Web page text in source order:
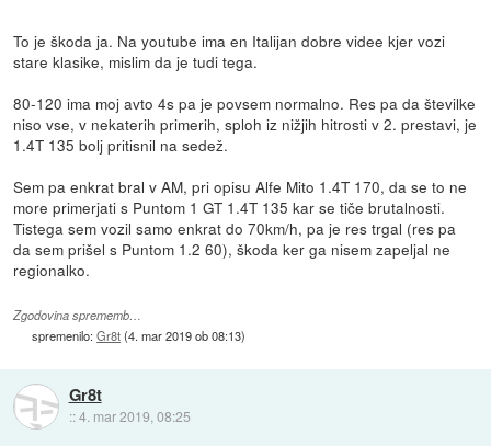
To je škoda ja. Na youtube ima en Italijan dobre videe kjer vozi
stare klasike, mislim da je tudi tega.
80-120 ima moj avto 4s pa je povsem normalno. Res pa da številke
niso vse, v nekaterih primerih, sploh iz nižjih hitrosti v 2. prestavi, je
1.4T 135 bolj pritisnil na sedež.
Sem pa enkrat bral v AM, pri opisu Alfe Mito 1.4T 170, da se to ne
more primerjati s Puntom 1 GT 1.4T 135 kar se tiče brutalnosti.
Tistega sem vozil samo enkrat do 70km/h, pa je res trgal (res pa
da sem prišel s Puntom 1.2 60), škoda ker ga nisem zapeljal ne
regionalko.
Zgodovina sprememb…
spremenilo:Gr8t(4. mar 2019 ob 08:13)
Gr8t
::4. mar 2019, 08:25